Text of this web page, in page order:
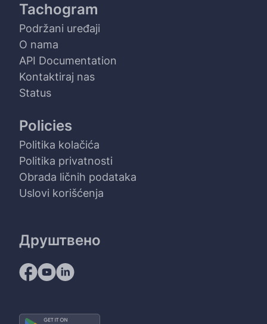
Tachogram
Podržani uređaji
O nama
API Documentation
Kontaktiraj nas
Status
Policies
Politika kolačića
Politika privatnosti
Obrada ličnih podataka
Uslovi korišćenja
Друштвено